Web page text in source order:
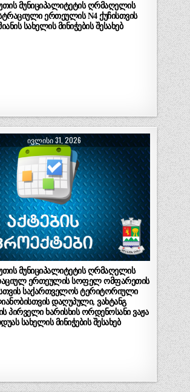
მუნიციპალიტეტის ღრმაღელის
ერთეულის N4 ქუჩისთვის
სახელის მინიჭების შესახებ
ᲘᲕᲚᲘᲡᲘ 31, 2026
მუნიციპალიტეტის ღრმაღელის
ერთეულის სოფელ ომფარეთის
საქართველოს ტერიტორიული
დაღუპული, ვახტანგ
პირველი ხარისხის ორდენოსანი ვაჟა
სახელის მინიჭების შესახებ